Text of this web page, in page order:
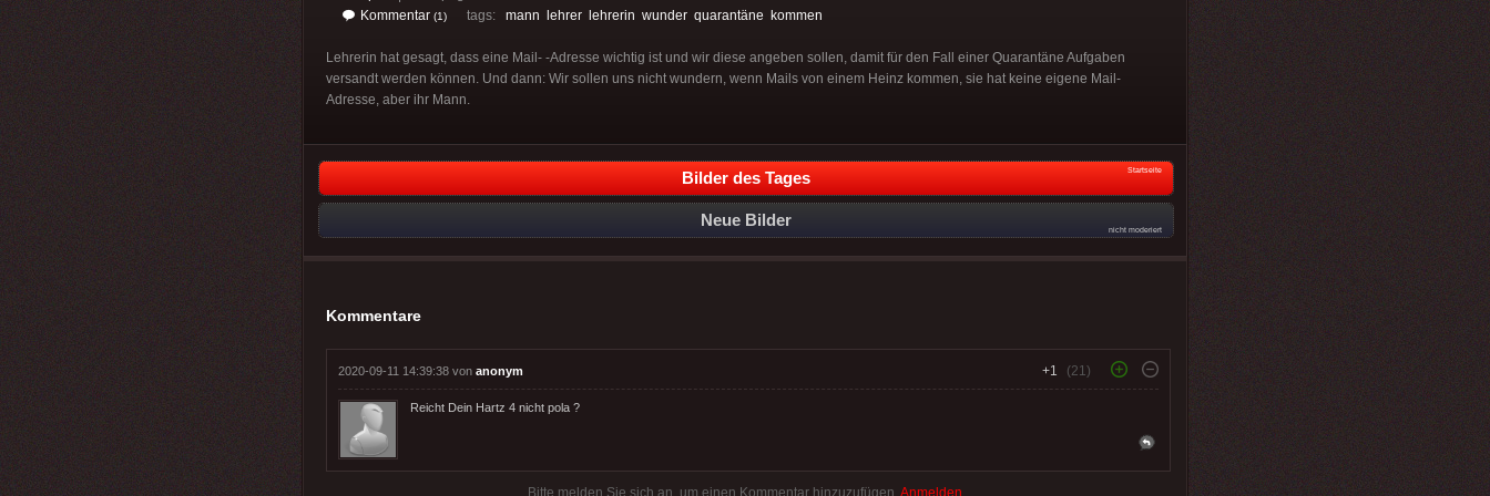
Kommentar (1) tags: mann lehrer lehrerin wunder quarantäne kommen
Lehrerin hat gesagt, dass eine Mail- -Adresse wichtig ist und wir diese angeben sollen, damit für den Fall einer Quarantäne Aufgaben
versandt werden können. Und dann: Wir sollen uns nicht wundern, wenn Mails von einem Heinz kommen, sie hat keine eigene Mail-
Adresse, aber ihr Mann.
Bilder des Tages Startseite
Neue Bilder
nicht moderiert
Kommentare
2020-09-11 14:39:38 von anonym +1 (21)
Reicht Dein Hartz 4 nicht pola ?
Bitte melden Sie sich an, um einen Kommentar hinzuzufügen. Anmelden